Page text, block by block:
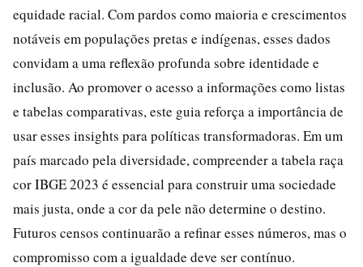
equidade racial. Com pardos como maioria e crescimentos
notáveis em populações pretas e indígenas, esses dados
convidam a uma reflexão profunda sobre identidade e
inclusão. Ao promover o acesso a informações como listas
e tabelas comparativas, este guia reforça a importância de
usar esses insights para políticas transformadoras. Em um
país marcado pela diversidade, compreender a tabela raça
cor IBGE 2023 é essencial para construir uma sociedade
mais justa, onde a cor da pele não determine o destino.
Futuros censos continuarão a refinar esses números, mas o
compromisso com a igualdade deve ser contínuo.